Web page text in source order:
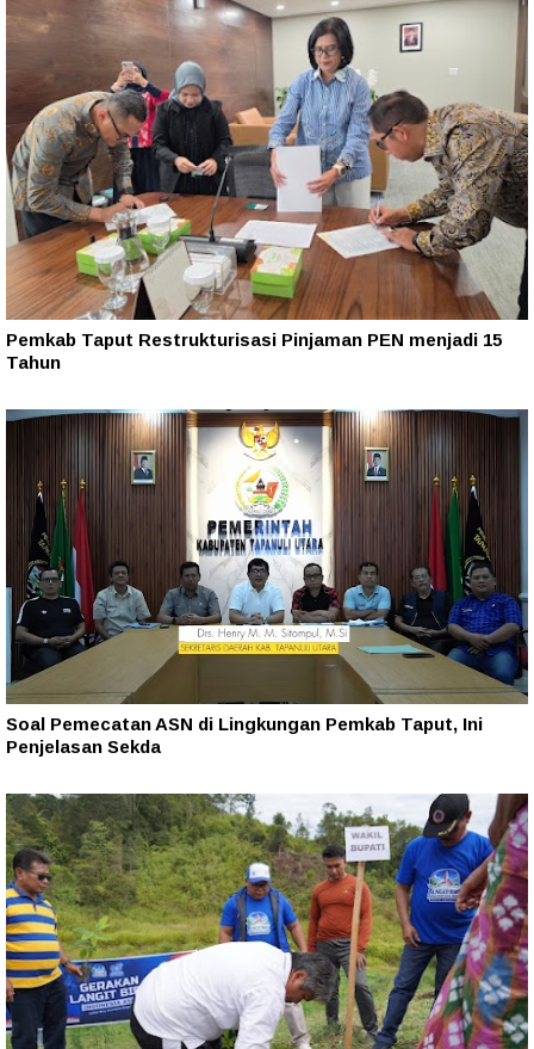
Pemkab Taput Restrukturisasi Pinjaman PEN menjadi 15
Tahun‎
Soal Pemecatan ASN di Lingkungan Pemkab Taput, Ini
Penjelasan Sekda